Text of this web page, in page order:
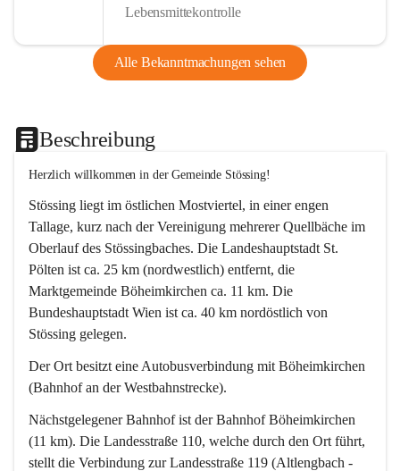
Lebensmittekontrolle
Alle Bekanntmachungen sehen
Beschreibung
Herzlich willkommen in der Gemeinde Stössing!
Stössing liegt im östlichen Mostviertel, in einer engen
Tallage, kurz nach der Vereinigung mehrerer Quellbäche im
Oberlauf des Stössingbaches. Die Landeshauptstadt St.
Pölten ist ca. 25 km (nordwestlich) entfernt, die
Marktgemeinde Böheimkirchen ca. 11 km. Die
Bundeshauptstadt Wien ist ca. 40 km nordöstlich von
Stössing gelegen.
Der Ort besitzt eine Autobusverbindung mit Böheimkirchen
(Bahnhof an der Westbahnstrecke).
Nächstgelegener Bahnhof ist der Bahnhof Böheimkirchen
(11 km). Die Landesstraße 110, welche durch den Ort führt,
stellt die Verbindung zur Landesstraße 119 (Altlengbach -